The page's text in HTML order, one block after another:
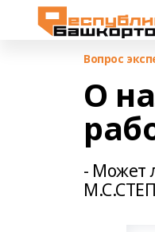
Вопрос
О
- Может